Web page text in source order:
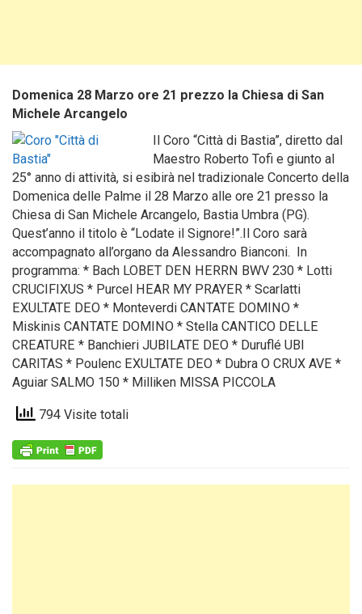
Domenica 28 Marzo ore 21 prezzo la Chiesa di San
Michele Arcangelo
Il Coro “Città di Bastia”, diretto dal
Maestro Roberto Tofi e giunto al
25° anno di attività, si esibirà nel tradizionale Concerto della
Domenica delle Palme il 28 Marzo alle ore 21 presso la
Chiesa di San Michele Arcangelo, Bastia Umbra (PG).
Quest’anno il titolo è “Lodate il Signore!”.Il Coro sarà
accompagnato all’organo da Alessandro Bianconi. In
programma: * Bach LOBET DEN HERRN BWV 230 * Lotti
CRUCIFIXUS * Purcel HEAR MY PRAYER * Scarlatti
EXULTATE DEO * Monteverdi CANTATE DOMINO *
Miskinis CANTATE DOMINO * Stella CANTICO DELLE
CREATURE * Banchieri JUBILATE DEO * Duruflé UBI
CARITAS * Poulenc EXULTATE DEO * Dubra O CRUX AVE *
Aguiar SALMO 150 * Milliken MISSA PICCOLA
794 Visite totali